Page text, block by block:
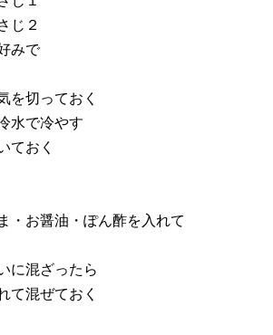
２
みで
切っておく
水で冷やす
ておく
・お醤油・ぽん酢を入れて
に混ざったら
て混ぜておく